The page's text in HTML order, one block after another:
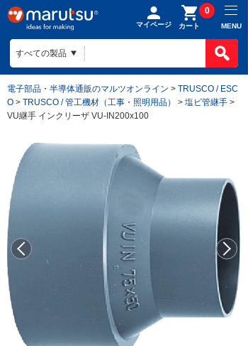
マイページ カート
0
MENU
電子部品・半導体通販のマルツオンライン > TRUSCO / ESC
O > TRUSCO / 管工機材（工事・照明用品） > 塩ビ管継手 >
VU継手 インクリーザ VU-IN200x100